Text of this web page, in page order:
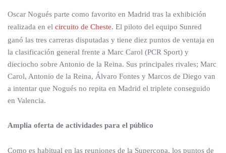
Oscar Nogués parte como favorito en Madrid tras la exhibición
realizada en el circuito de Cheste. El piloto del equipo Sunred
ganó las tres carreras disputadas y tiene diez puntos de ventaja en
la clasificación general frente a Marc Carol (PCR Sport) y
dieciocho sobre Antonio de la Reina. Sus principales rivales; Marc
Carol, Antonio de la Reina, Álvaro Fontes y Marcos de Diego van
a intentar que Nogués no repita en Madrid el triplete conseguido
en Valencia.
Amplia oferta de actividades para el público
Como es habitual en las reuniones de la Supercopa, los puntos de